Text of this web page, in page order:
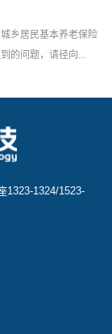
乡居民基本养老保险
的问题，请径向...
1323-1324/1523-